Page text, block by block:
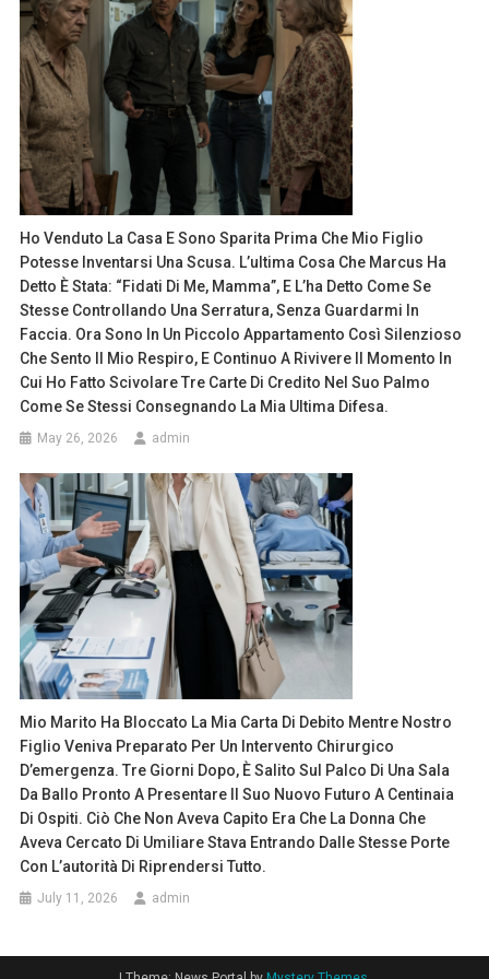
Ho Venduto La Casa E Sono Sparita Prima Che Mio Figlio
Potesse Inventarsi Una Scusa. L’ultima Cosa Che Marcus Ha
Detto È Stata: “Fidati Di Me, Mamma”, E L’ha Detto Come Se
Stesse Controllando Una Serratura, Senza Guardarmi In
Faccia. Ora Sono In Un Piccolo Appartamento Così Silenzioso
Che Sento Il Mio Respiro, E Continuo A Rivivere Il Momento In
Cui Ho Fatto Scivolare Tre Carte Di Credito Nel Suo Palmo
Come Se Stessi Consegnando La Mia Ultima Difesa.
May 26, 2026 admin
Mio Marito Ha Bloccato La Mia Carta Di Debito Mentre Nostro
Figlio Veniva Preparato Per Un Intervento Chirurgico
D’emergenza. Tre Giorni Dopo, È Salito Sul Palco Di Una Sala
Da Ballo Pronto A Presentare Il Suo Nuovo Futuro A Centinaia
Di Ospiti. Ciò Che Non Aveva Capito Era Che La Donna Che
Aveva Cercato Di Umiliare Stava Entrando Dalle Stesse Porte
Con L’autorità Di Riprendersi Tutto.
July 11, 2026 admin